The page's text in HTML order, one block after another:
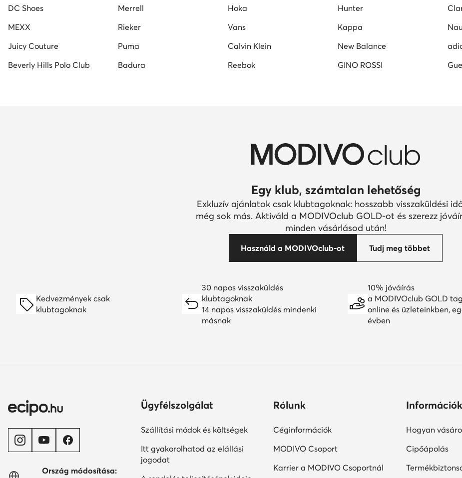
DC Shoes Merrell Hoka Hunter
MEXX
Rieker Vans Kappa
Juicy Couture
Puma Calvin Klein New Balance
Beverly Hills Polo Club
Badura Reebok GINO ROSSI
Egy klub, számtalan lehetőség
Exkluzív ajánlatok csak klubtagoknak: hosszabb visszaküldési
még sok más. Aktiváld a MODIVOclub GOLD-ot és szerezz
minden vásárlásod után!
Használd a MODIVOclub-ot Tudj meg többet
Kedvezmények csak
klubtagoknak
30 napos visszaküldés
klubtagoknak
14 napos visszaküldés mindenki
másnak
10% jóváírás
a MODIVOclub GOLD
online és üzleteinkben,
évben
Ország módosítása:
Ügyfélszolgálat
Szállítási módok és költségek
Itt gyakorolhatod az elállási
jogodat
Rólunk
Céginformációk
MODIVO Csoport
Karrier a MODIVO Csoportnál
Információk
Hogyan
Cipőápolás